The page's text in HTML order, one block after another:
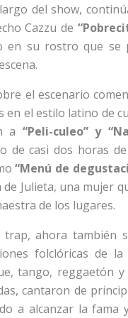
del show,
Cazzu de
en su rostro que se
el escenario
el estilo latino de
a “Peli-culeo” y
de casi dos horas
“Menú de
Julieta, una mujer
de los lugares.
ahora también
folclóricas de
tango, reggaetón
cantaron de
a alcanzar la fama